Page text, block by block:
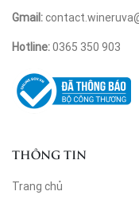
Gmail:
Hotline:0365 350 903
THÔNG TIN
Trang chủ